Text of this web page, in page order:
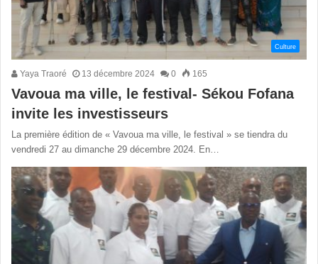
Culture
Yaya Traoré 13 décembre 2024 0 165
Vavoua ma ville, le festival- Sékou Fofana
invite les investisseurs
La première édition de « Vavoua ma ville, le festival » se tiendra du
vendredi 27 au dimanche 29 décembre 2024. En…